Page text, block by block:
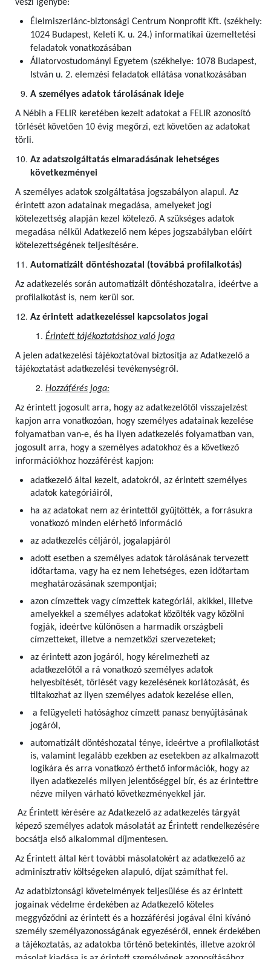
veszi igénybe:
Élelmiszerlánc-biztonsági Centrum Nonprofit Kft. (székhely:
1024 Budapest, Keleti K. u. 24.) informatikai üzemeltetési
feladatok vonatkozásában
Állatorvostudományi Egyetem (székhelye: 1078 Budapest,
István u. 2. elemzési feladatok ellátása vonatkozásában
A személyes adatok tárolásának ideje
A Nébih a FELIR keretében kezelt adatokat a FELIR azonosító
törlését követően 10 évig megőrzi, ezt követően az adatokat
törli.
Az adatszolgáltatás elmaradásának lehetséges
következményei
A személyes adatok szolgáltatása jogszabályon alapul. Az
érintett azon adatainak megadása, amelyeket jogi
kötelezettség alapján kezel kötelező. A szükséges adatok
megadása nélkül Adatkezelő nem képes jogszabályban előírt
kötelezettségének teljesítésére.
Automatizált döntéshozatal (továbbá profilalkotás)
Az adatkezelés során automatizált döntéshozatalra, ideértve a
profilalkotást is, nem kerül sor.
Az érintett adatkezeléssel kapcsolatos jogai
Érintett tájékoztatáshoz való joga
A jelen adatkezelési tájékoztatóval biztosítja az Adatkezelő a
tájékoztatást adatkezelési tevékenységről.
Hozzáférés joga:
Az érintett jogosult arra, hogy az adatkezelőtől visszajelzést
kapjon arra vonatkozóan, hogy személyes adatainak kezelése
folyamatban van-e, és ha ilyen adatkezelés folyamatban van,
jogosult arra, hogy a személyes adatokhoz és a következő
információkhoz hozzáférést kapjon:
adatkezelő által kezelt, adatokról, az érintett személyes
adatok kategóriáiról,
ha az adatokat nem az érintettől gyűjtötték, a forrásukra
vonatkozó minden elérhető információ
az adatkezelés céljáról, jogalapjáról
adott esetben a személyes adatok tárolásának tervezett
időtartama, vagy ha ez nem lehetséges, ezen időtartam
meghatározásának szempontjai;
azon címzettek vagy címzettek kategóriái, akikkel, illetve
amelyekkel a személyes adatokat közölték vagy közölni
fogják, ideértve különösen a harmadik országbeli
címzetteket, illetve a nemzetközi szervezeteket;
az érintett azon jogáról, hogy kérelmezheti az
adatkezelőtől a rá vonatkozó személyes adatok
helyesbítését, törlését vagy kezelésének korlátozását, és
tiltakozhat az ilyen személyes adatok kezelése ellen,
a felügyeleti hatósághoz címzett panasz benyújtásának
jogáról,
automatizált döntéshozatal ténye, ideértve a profilalkotást
is, valamint legalább ezekben az esetekben az alkalmazott
logikára és arra vonatkozó érthető információk, hogy az
ilyen adatkezelés milyen jelentőséggel bír, és az érintettre
nézve milyen várható következményekkel jár.
Az Érintett kérésére az Adatkezelő az adatkezelés tárgyát
képező személyes adatok másolatát az Érintett rendelkezésére
bocsátja első alkalommal díjmentesen.
Az Érintett által kért további másolatokért az adatkezelő az
adminisztratív költségeken alapuló, díjat számíthat fel.
Az adatbiztonsági követelmények teljesülése és az érintett
jogainak védelme érdekében az Adatkezelő köteles
meggyőződni az érintett és a hozzáférési jogával élni kívánó
személy személyazonosságának egyezéséről, ennek érdekében
a tájékoztatás, az adatokba történő betekintés, illetve azokról